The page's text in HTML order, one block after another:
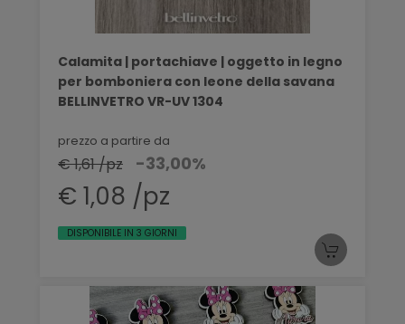
Calamita | portachiave | oggetto in legno
per bomboniera con leone della savana
BELLINVETRO VR-UV 1304
prezzo a partire da
€ 1,61 /pz -33,00%
€ 1,08 /pz
DISPONIBILE IN 3 GIORNI